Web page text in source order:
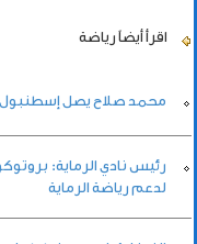
اقرأ أيضاً رياضة
محمد صلاح يصل إسطنبول
رئيس نادي الرماية:
لدعم رياضة الرماية